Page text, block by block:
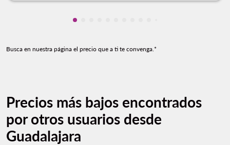
Mostrando cmp-pagination-showing-
Busca en nuestra página el precio que a ti te convenga.*
Precios más bajos encontrados
por otros usuarios desde
Guadalajara